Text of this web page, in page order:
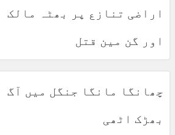
اراضی تنازع پر بھٹہ مالک
اور گن مین قتل
چھانگا مانگا جنگل میں آگ
بھڑک اٹھی